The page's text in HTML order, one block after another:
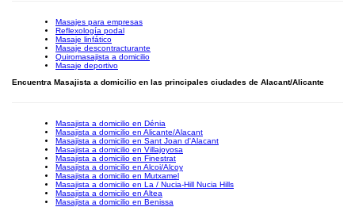
Masajes para empresas
Reflexología podal
Masaje linfático
Masaje descontracturante
Quiromasajista a domicilio
Masaje deportivo
Encuentra Masajista a domicilio en las principales ciudades de Alacant/Alicante
Masajista a domicilio en Dénia
Masajista a domicilio en Alicante/Alacant
Masajista a domicilio en Sant Joan d'Alacant
Masajista a domicilio en Villajoyosa
Masajista a domicilio en Finestrat
Masajista a domicilio en Alcoi/Alcoy
Masajista a domicilio en Mutxamel
Masajista a domicilio en La / Nucia-Hill Nucia Hills
Masajista a domicilio en Altea
Masajista a domicilio en Benissa